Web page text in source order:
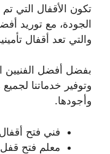
تكون الأقفال التي
الجودة، مع توريد
والتي تعد أقفال
بفضل أفضل الفنيين
وتوفير خدماتنا
وأجودها.
فني فتح
معلم فتح قفل